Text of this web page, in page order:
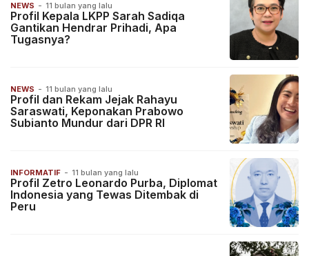
NEWS - 11 bulan yang lalu
Profil Kepala LKPP Sarah Sadiqa
Gantikan Hendrar Prihadi, Apa
Tugasnya?
NEWS - 11 bulan yang lalu
Profil dan Rekam Jejak Rahayu
Saraswati, Keponakan Prabowo
Subianto Mundur dari DPR RI
INFORMATIF - 11 bulan yang lalu
Profil Zetro Leonardo Purba, Diplomat
Indonesia yang Tewas Ditembak di
Peru